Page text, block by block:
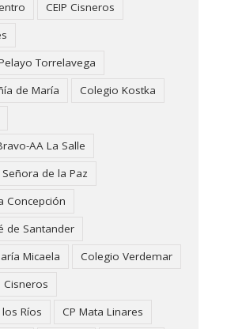
CEIP Cisneros
Torrelavega
de María
Colegio Kostka
AA La Salle
de la Paz
Concepción
de Santander
Micaela
Colegio Verdemar
Cisneros
Ríos
CP Mata Linares